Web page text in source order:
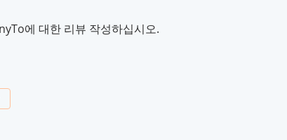
에 대한 리뷰 작성하십시오.